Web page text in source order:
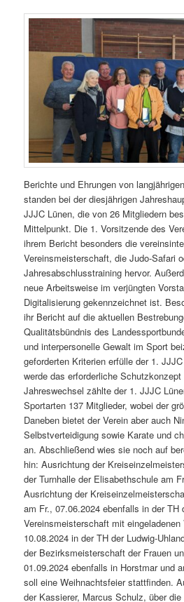
Berichte und Ehrungen von
standen bei der diesjährigen
JJJC Lünen, die von 26 Mitgliedern
Mittelpunkt. Die 1. Vorsitzende des
ihrem Bericht besonders die
Vereinsmeisterschaft, die Judo-Safari
Jahresabschlusstraining hervor.
neue Arbeitsweise im verjüngten
Digitalisierung gekennzeichnet ist.
ihr Bericht auf die aktuellen
Qualitätsbündnis des
und interpersonelle Gewalt im Sport
geforderten Kriterien erfülle der 1.
werde das erforderliche
Jahreswechsel zählte der 1. JJJC
Sportarten 137 Mitglieder, wobei der
Daneben bietet der Verein aber auch
Selbstverteidigung sowie Karate und
an. Abschließend wies sie noch auf
hin: Ausrichtung der
der Turnhalle der Elisabethschule am
Ausrichtung der
am Fr., 07.06.2024 ebenfalls in der TH
Vereinsmeisterschaft mit eingeladenen
10.08.2024 in der TH der Ludwig-
der Bezirksmeisterschaft der Frauen
01.09.2024 ebenfalls in Horstmar und
soll eine Weihnachtsfeier stattfinden.
der Kassierer, Marcus Schulz, über